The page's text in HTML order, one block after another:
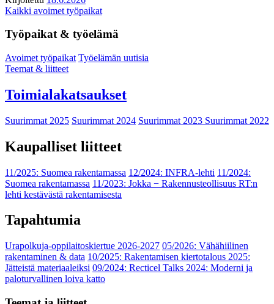
Kaikki avoimet työpaikat
Työpaikat & työelämä
Avoimet työpaikat Työelämän uutisia
Teemat & liitteet
Toimialakatsaukset
Suurimmat 2025 Suurimmat 2024 Suurimmat 2023 Suurimmat 2022
Kaupalliset liitteet
11/2025: Suomea rakentamassa 12/2024: INFRA-lehti 11/2024:
Suomea rakentamassa 11/2023: Jokka − Rakennusteollisuus RT:n
lehti kestävästä rakentamisesta
Tapahtumia
Urapolkuja-oppilaitoskiertue 2026-2027 05/2026: Vähähiilinen
rakentaminen & data 10/2025: Rakentamisen kiertotalous 2025:
Jätteistä materiaaleiksi 09/2024: Recticel Talks 2024: Moderni ja
paloturvallinen loiva katto